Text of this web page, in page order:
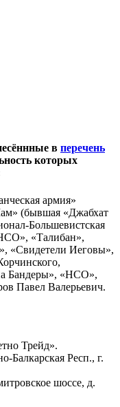
в перечень
которых
армия»
(бывшая «Джабхат
Большевистская
«Талибан»,
«Свидетели Иеговы»,
Бандеры», «НСО»,
Павел Валерьевич.
Трейд».
Балкарская Респ., г.
шоссе, д.